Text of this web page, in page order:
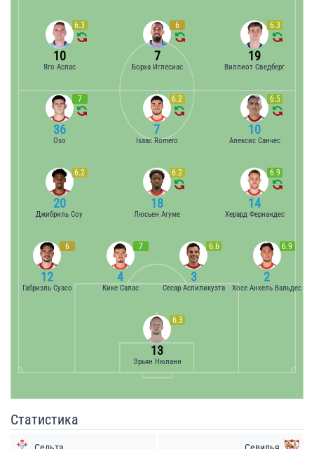
6.3
19
Виллиот Сведберг
6
7
Борха Иглесиас
6.3
10
Яго Аспас
6.3
13
Эрьян Нюланн
6
12
Габриэль Суасо
7
4
Кике Салас
6.6
3
Сесар Аспиликуэта
6.9
2
Хосе Анхель Вальдес
6.2
20
Джибриль Соу
6.2
18
Люсьен Агуме
6.9
14
Херард Фернандес
7
36
Oso
6.2
7
Isaac Romero
6.5
10
Алексис Санчес
Статистика